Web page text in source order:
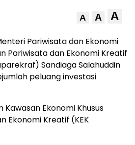
A A A
Pariwisata dan Ekonomi
Pariwisata dan Ekonomi Kreatif
Sandiaga Salahuddin
peluang investasi
Ekonomi Khusus
Ekonomi Kreatif (KEK